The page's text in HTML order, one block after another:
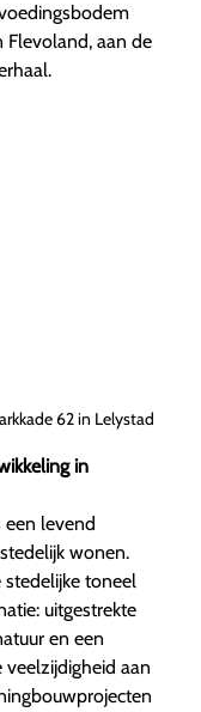
aan de
62 in Lelystad
in
een levend
wonen.
toneel
uitgestrekte
en een
aan